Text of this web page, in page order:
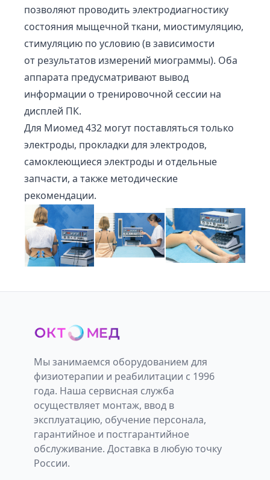
позволяют проводить электродиагностику
состояния мыщечной ткани, миостимуляцию,
стимуляцию по условию (в зависимости
от результатов измерений миограммы). Оба
аппарата предусматривают вывод
информации о тренировочной сессии на
дисплей ПК.
Для Миомед 432 могут поставляться только
электроды, прокладки для электродов,
самоклеющиеся электроды и отдельные
запчасти, а также методические
рекомендации.
Мы занимаемся оборудованием для
физиотерапии и реабилитации с 1996
года. Наша сервисная служба
осуществляет монтаж, ввод в
эксплуатацию, обучение персонала,
гарантийное и постгарантийное
обслуживание. Доставка в любую точку
России.